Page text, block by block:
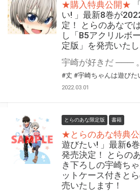
★購入特典公開★
い! 」最新8巻が
定！ とらのあなで
し「B5アクリルボ
定版」を発売いたし
#丈 #宇崎ちゃんは遊びた
2022.03.01
とらのあな限定版 書籍
★とらのあな特典
遊びたい! 」最新6
発売決定！ とらの
き下ろしの宇崎ち
ットケース付きと
売いたします！